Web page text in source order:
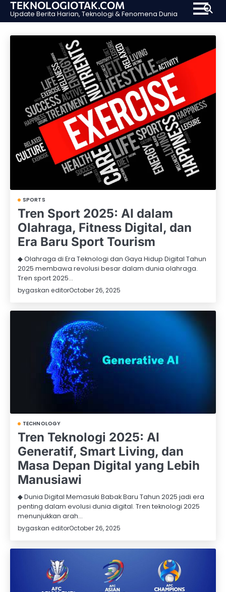
SkipTEKNOLOGIOTAK.COM
Update Berita Harian, Teknologi & Fenomena Dunia
SPORTS
Tren Sport 2025: AI dalam
Olahraga, Fitness Digital, dan
Era Baru Sport Tourism
◆ Olahraga di Era Teknologi dan Gaya Hidup Digital Tahun
2025 membawa revolusi besar dalam dunia olahraga.
Tren sport 2025…
bygaskan editorOctober 26, 2025
TECHNOLOGY
Tren Teknologi 2025: AI
Generatif, Smart Living, dan
Masa Depan Digital yang Lebih
Manusiawi
◆ Dunia Digital Memasuki Babak Baru Tahun 2025 jadi era
penting dalam evolusi dunia digital. Tren teknologi 2025
menunjukkan arah…
bygaskan editorOctober 26, 2025